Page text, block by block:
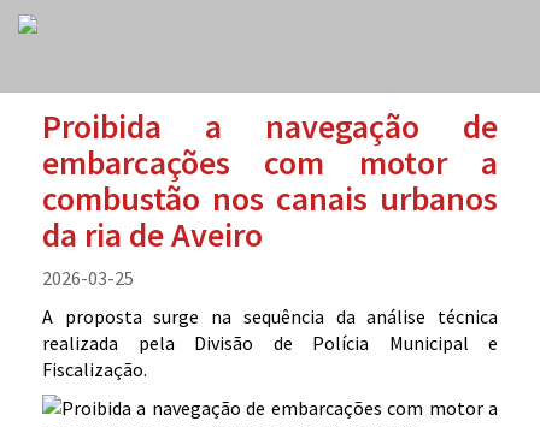
Proibida a navegação de
embarcações com motor a
combustão nos canais urbanos
da ria de Aveiro
2026-03-25
A proposta surge na sequência da análise técnica
realizada pela Divisão de Polícia Municipal e
Fiscalização.